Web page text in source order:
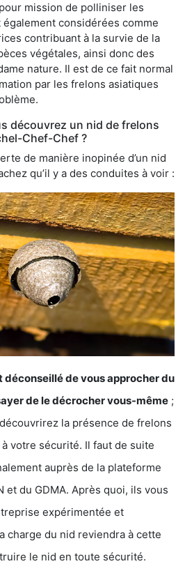
mission de polliniser les
considérées comme
contribuant à la survie de la
végétales, ainsi donc des
nature. Il est de ce fait normal
par les frelons asiatiques
découvrez un nid de frelons
Chef-Chef ?
de manière inopinée d’un nid
qu’il y a des conduites à voir :
de vous approcher du
de le décrocher vous-même ;
la présence de frelons
votre sécurité. Il faut de suite
auprès de la plateforme
et du GDMA. Après quoi, ils vous
expérimentée et
charge du nid reviendra à cette
le nid en toute sécurité.